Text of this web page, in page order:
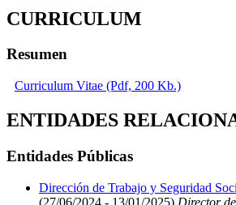
CURRICULUM
Resumen
Curriculum Vitae (Pdf, 200 Kb.)
ENTIDADES
Entidades Públicas
Dirección de Trabajo y Seguridad
(27/06/2024 - 13/01/2025) Director